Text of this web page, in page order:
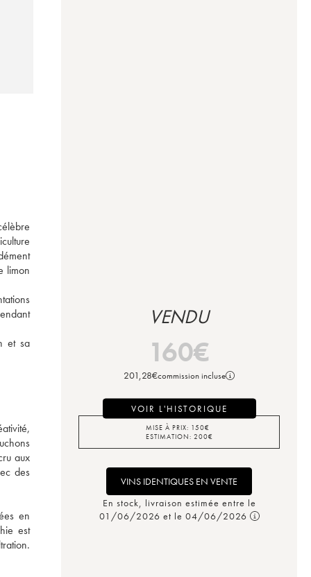
limon
et sa
aux
des
en
est
VENDU
160€
201,28€commission incluse
VOIR L'HISTORIQUE
MISE À PRIX: 150€
ESTIMATION: 200€
VINS IDENTIQUES EN VENTE
En stock, livraison estimée entre le
01/06/2026 et le 04/06/2026